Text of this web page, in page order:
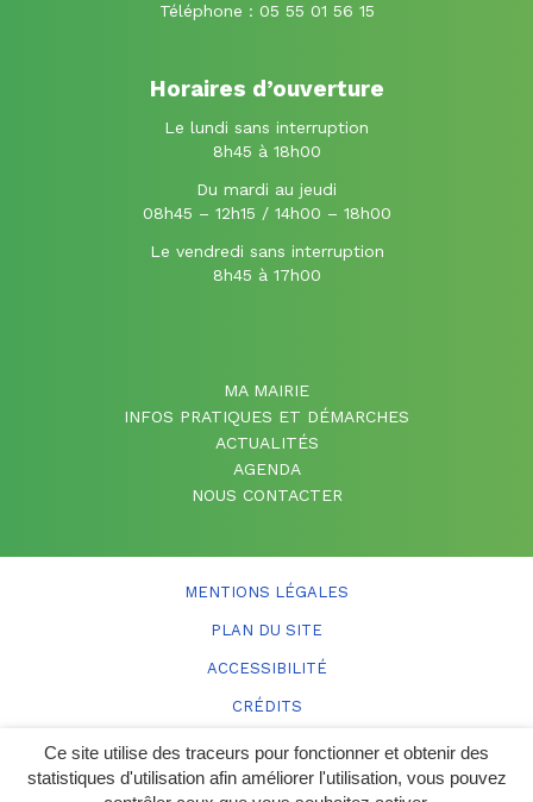
Ce site utilise des traceurs pour fonctionner et obtenir des
statistiques d'utilisation afin améliorer l'utilisation, vous pouvez
Téléphone : 05 55 01 56 15
Horaires d’ouverture
Le lundi sans interruption
8h45 à 18h00
Du mardi au jeudi
08h45 – 12h15 / 14h00 – 18h00
Le vendredi sans interruption
8h45 à 17h00
MA MAIRIE
INFOS PRATIQUES ET DÉMARCHES
ACTUALITÉS
AGENDA
NOUS CONTACTER
MENTIONS LÉGALES
PLAN DU SITE
ACCESSIBILITÉ
CRÉDITS